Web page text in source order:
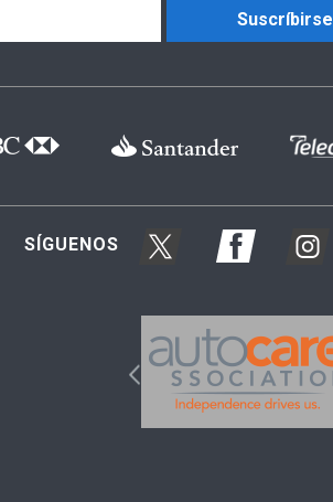
Suscríbirse
SÍGUENOS